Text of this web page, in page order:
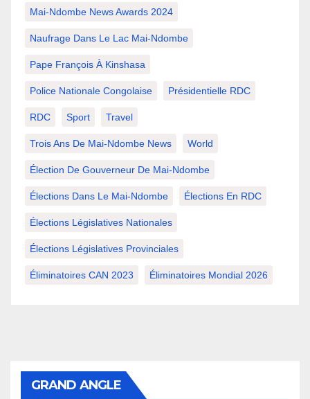
Mai-Ndombe News Awards 2024
Naufrage Dans Le Lac Mai-Ndombe
Pape François À Kinshasa
Police Nationale Congolaise Présidentielle RDC
RDC Sport Travel
Trois Ans De Mai-Ndombe News World
Élection De Gouverneur De Mai-Ndombe
Élections Dans Le Mai-Ndombe Élections En RDC
Élections Législatives Nationales
Élections Législatives Provinciales
Éliminatoires CAN 2023 Éliminatoires Mondial 2026
GRAND ANGLE